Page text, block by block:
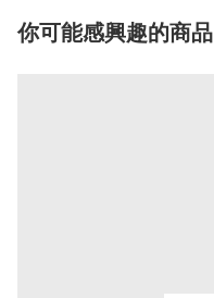
你可能感興趣的商品